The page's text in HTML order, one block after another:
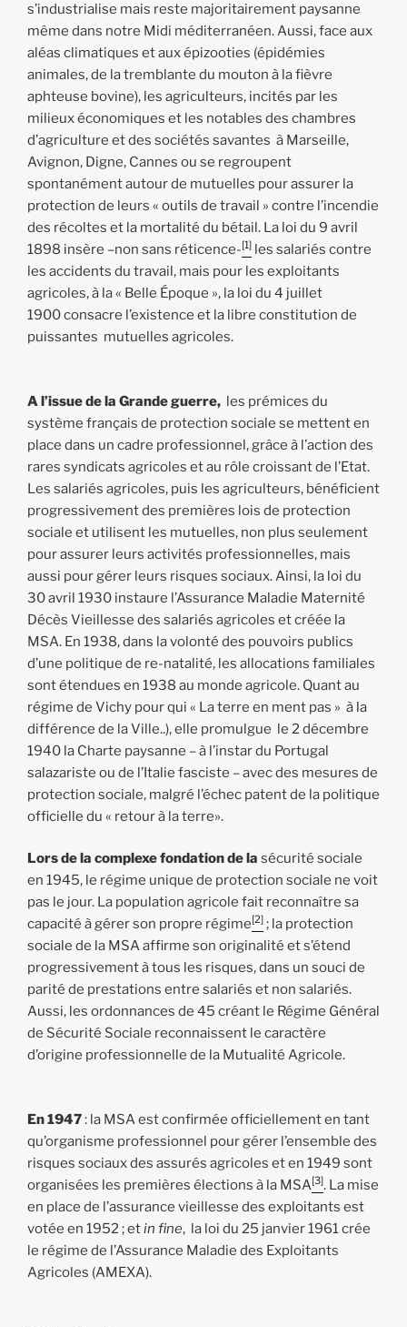
s’industrialise mais reste majoritairement paysanne
même dans notre Midi méditerranéen. Aussi, face aux
aléas climatiques et aux épizooties (épidémies
animales, de la tremblante du mouton à la fièvre
aphteuse bovine), les agriculteurs, incités par les
milieux économiques et les notables des chambres
d’agriculture et des sociétés savantes à Marseille,
Avignon, Digne, Cannes ou se regroupent
spontanément autour de mutuelles pour assurer la
protection de leurs « outils de travail » contre l’incendie
des récoltes et la mortalité du bétail. La loi du 9 avril
1898 insère –non sans réticence-[1] les salariés contre
les accidents du travail, mais pour les exploitants
agricoles, à la « Belle Époque », la loi du 4 juillet
1900 consacre l’existence et la libre constitution de
puissantes mutuelles agricoles.
A l’issue de la Grande guerre, les prémices du
système français de protection sociale se mettent en
place dans un cadre professionnel, grâce à l’action des
rares syndicats agricoles et au rôle croissant de l’Etat.
Les salariés agricoles, puis les agriculteurs, bénéficient
progressivement des premières lois de protection
sociale et utilisent les mutuelles, non plus seulement
pour assurer leurs activités professionnelles, mais
aussi pour gérer leurs risques sociaux. Ainsi, la loi du
30 avril 1930 instaure l’Assurance Maladie Maternité
Décès Vieillesse des salariés agricoles et créée la
MSA. En 1938, dans la volonté des pouvoirs publics
d’une politique de re-natalité, les allocations familiales
sont étendues en 1938 au monde agricole. Quant au
régime de Vichy pour qui « La terre en ment pas » à la
différence de la Ville..), elle promulgue le 2 décembre
1940 la Charte paysanne – à l’instar du Portugal
salazariste ou de l’Italie fasciste – avec des mesures de
protection sociale, malgré l’échec patent de la politique
officielle du « retour à la terre».
Lors de la complexe fondation de la sécurité sociale
en 1945, le régime unique de protection sociale ne voit
pas le jour. La population agricole fait reconnaître sa
capacité à gérer son propre régime[2] ; la protection
sociale de la MSA affirme son originalité et s’étend
progressivement à tous les risques, dans un souci de
parité de prestations entre salariés et non salariés.
Aussi, les ordonnances de 45 créant le Régime Général
de Sécurité Sociale reconnaissent le caractère
d’origine professionnelle de la Mutualité Agricole.
En 1947: la MSA est confirmée officiellement en tant
qu’organisme professionnel pour gérer l’ensemble des
risques sociaux des assurés agricoles et en 1949 sont
organisées les premières élections à la MSA[3]. La mise
en place de l’assurance vieillesse des exploitants est
votée en 1952 ; etin fine, la loi du 25 janvier 1961 crée
le régime de l’Assurance Maladie des Exploitants
Agricoles (AMEXA).